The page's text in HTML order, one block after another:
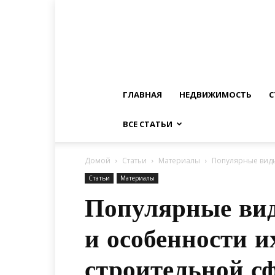
ГЛАВНАЯ НЕДВИЖИМОСТЬ
ВСЕ СТАТЬИ
Домой Статьи Материалы Популярные
Статьи Материалы
Популярные
и особенности